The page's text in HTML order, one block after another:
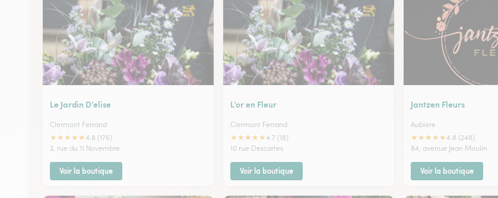
Le Jardin D’elise
Clermont Ferrand
★★★★★4.8 (176)
2, rue du 11 Novembre
Voir la boutique
L’or en Fleur
Clermont Ferrand
★★★★★4.7 (18)
10 rue Descartes
Voir la boutique
Jantzen Fleurs
Aubiere
★★★★★4.8 (248)
84, avenue Jean Moulin
Voir la boutique